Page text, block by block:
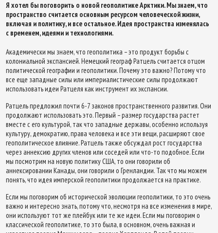
Я хотел бы поговорить о новой геополитике Арктики. Мы знаем, что
пространство считается основным ресурсом человеческой жизни,
включая и политику, и все остальное. Идея пространства изменялась
с временем, идеями и технологиями.
Академически мы знаем, что геополитика – это продукт борьбы с
колониальной экспансией. Немецкий географ Ратцель считается отцом
политической географии и геополитики. Почему это важно? Потому что
все еще западные силы или империалистические силы продолжают
использовать идеи Ратцеля как инструмент их экспансии.
Ратцель предложил почти 6-7 законов пространственного развития. Они
продолжают использовать это. Первый – размер государства растет
вместе с его культурой, так что западные державы, особенно используя
культуру, демократию, права человека и все эти вещи, расширяют свое
геополитическое влияние. Ратцель также обсуждал рост государства
через аннексию других членов или соседей или что-то подобное. Если
мы посмотрим на новую политику США, то они говорили об
аннексировании Канады, они говорили о Гренландии. Так что мы можем
понять, что идея имперской геополитики продолжается на практике.
Если мы поговорим об исторической эволюции геополитики, то это очень
важно и интересно знать, потому что, несмотря на все изменения в мире,
они используют тот же плейбук или те же идеи. Если мы поговорим о
классической геополитике, то это была, в основном, очень важная и